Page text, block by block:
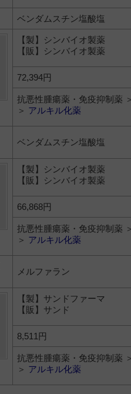
ベンダムスチン塩酸塩
【製】シンバイオ製薬
【販】シンバイオ製薬
72,394円
抗悪性腫瘍薬・免疫抑制薬 ＞
＞ アルキル化薬
ベンダムスチン塩酸塩
【製】シンバイオ製薬
【販】シンバイオ製薬
66,868円
抗悪性腫瘍薬・免疫抑制薬 ＞
＞ アルキル化薬
メルファラン
【製】サンドファーマ
【販】サンド
8,511円
抗悪性腫瘍薬・免疫抑制薬 ＞
＞ アルキル化薬